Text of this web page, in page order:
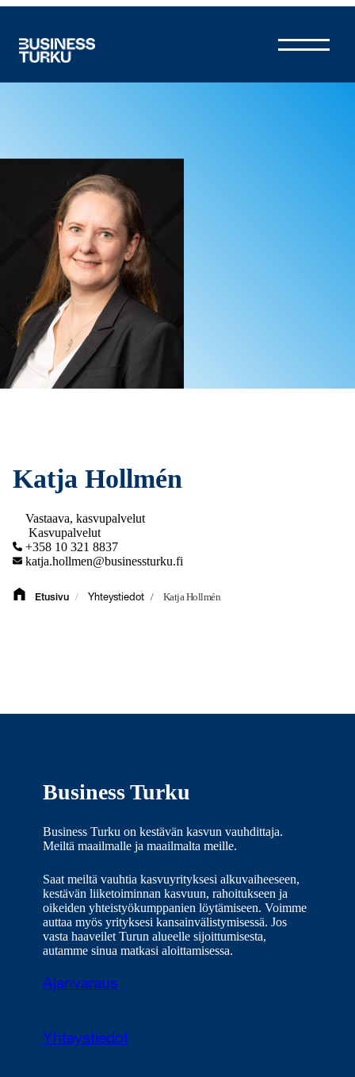
Katja Hollmén
Vastaava, kasvupalvelut
Kasvupalvelut
+358 10 321 8837
katja.hollmen@businessturku.fi
Etusivu / Yhteystiedot / Katja Hollmén
Business Turku
Business Turku on kestävän kasvun vauhdittaja.
Meiltä maailmalle ja maailmalta meille.
Saat meiltä vauhtia kasvuyrityksesi alkuvaiheeseen,
kestävän liiketoiminnan kasvuun, rahoitukseen ja
oikeiden yhteistyökumppanien löytämiseen. Voimme
auttaa myös yrityksesi kansainvälistymisessä. Jos
vasta haaveilet Turun alueelle sijoittumisesta,
autamme sinua matkasi aloittamisessa.
Ajanvaraus
Yhteystiedot